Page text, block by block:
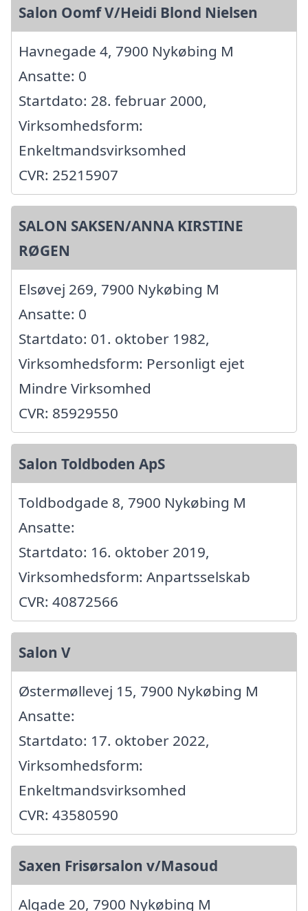
Salon Oomf V/Heidi Blond Nielsen
Havnegade 4, 7900 Nykøbing M
Ansatte: 0
Startdato: 28. februar 2000,
Virksomhedsform:
Enkeltmandsvirksomhed
CVR: 25215907
SALON SAKSEN/ANNA KIRSTINE
RØGEN
Elsøvej 269, 7900 Nykøbing M
Ansatte: 0
Startdato: 01. oktober 1982,
Virksomhedsform: Personligt ejet
Mindre Virksomhed
CVR: 85929550
Salon Toldboden ApS
Toldbodgade 8, 7900 Nykøbing M
Ansatte:
Startdato: 16. oktober 2019,
Virksomhedsform: Anpartsselskab
CVR: 40872566
Salon V
Østermøllevej 15, 7900 Nykøbing M
Ansatte:
Startdato: 17. oktober 2022,
Virksomhedsform:
Enkeltmandsvirksomhed
CVR: 43580590
Saxen Frisørsalon v/Masoud
Algade 20, 7900 Nykøbing M